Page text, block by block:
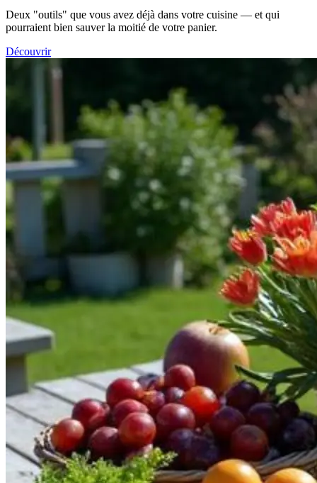
Deux "outils" que vous avez déjà dans votre cuisine — et qui
pourraient bien sauver la moitié de votre panier.
Découvrir